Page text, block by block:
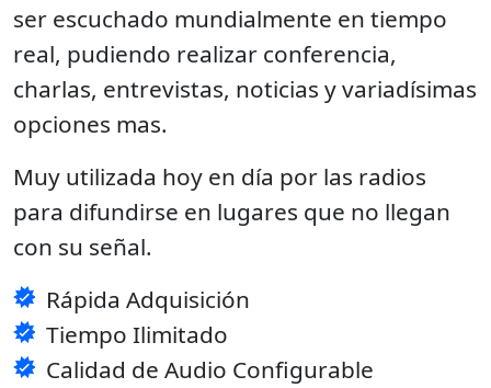
ser escuchado mundialmente en tiempo
real, pudiendo realizar conferencia,
charlas, entrevistas, noticias y variadísimas
opciones mas.
Muy utilizada hoy en día por las radios
para difundirse en lugares que no llegan
con su señal.
Rápida Adquisición
Tiempo Ilimitado
Calidad de Audio Configurable